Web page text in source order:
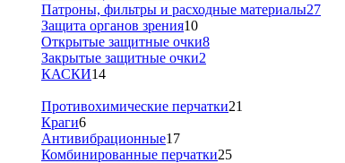
Патроны, фильтры и расходные материалы27
Защита органов зрения10
Открытые защитные очки8
Закрытые защитные очки2
КАСКИ14
Противохимические перчатки21
Краги6
Антивибрационные17
Комбинированные перчатки25